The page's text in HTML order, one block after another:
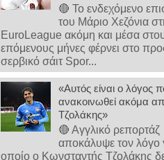
🔴 Το ενδεχόμενο
του Μάριο Χεζόνια
EuroLeague ακόμη και μέσα
επόμενους μήνες φέρνει στο
σερβικό σάιτ Spor...
«Αυτός είναι ο λόγος
ανακοινωθεί ακόμα
Τζολάκης»
🔴 Αγγλικό ρεπορτάζ
αποκάλυψε τον λόγο
οποίο ο Κωνσταντής Τζολάκης